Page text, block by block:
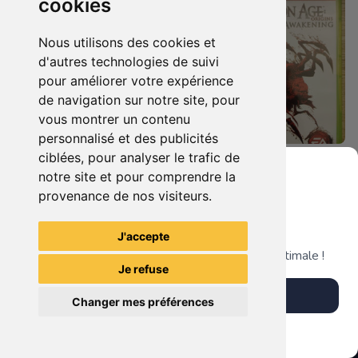
cookies
Nous utilisons des cookies et
d'autres technologies de suivi
pour améliorer votre expérience
de navigation sur notre site, pour
vous montrer un contenu
personnalisé et des publicités
ciblées, pour analyser le trafic de
notre site et pour comprendre la
provenance de nos visiteurs.
J'accepte
Je refuse
Changer mes préférences
8.90 € 0
Dragon Age Origins Xbox 360
14.90 €
TheGamingR83
Grenier du Geek
Télécharge notre app pour une expérience optimale !
Télécharger l'app